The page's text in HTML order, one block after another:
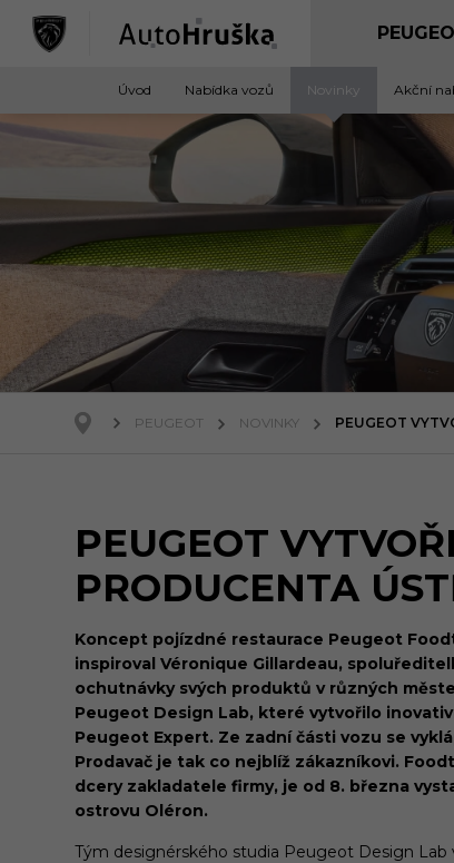
Úvod Nabídka vozů Novinky Akční
PEUGEOT NOVINKY PEUGEOT
PEUGEOT
PRODUCENTA
Koncept pojízdné restaurace Peugeot
inspiroval Véronique Gillardeau,
ochutnávky svých produktů v různých
Peugeot Design Lab, které vytvořilo
Peugeot Expert. Ze zadní části vozu se
Prodavač je tak co nejblíž zákazníkovi.
dcery zakladatele firmy, je od 8. března
ostrovu Oléron.
Tým designérského studia Peugeot Design